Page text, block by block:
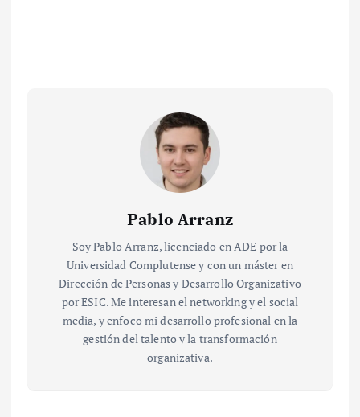
Pablo Arranz
Soy Pablo Arranz, licenciado en ADE por la
Universidad Complutense y con un máster en
Dirección de Personas y Desarrollo Organizativo
por ESIC. Me interesan el networking y el social
media, y enfoco mi desarrollo profesional en la
gestión del talento y la transformación
organizativa.